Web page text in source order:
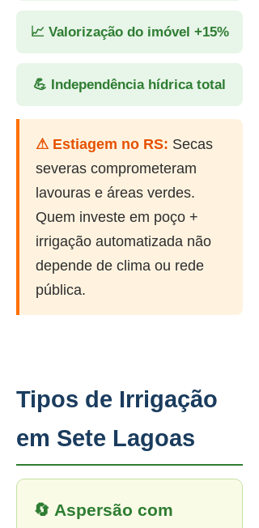
📈 Valorização do imóvel +15%
💪 Independência hídrica total
⚠ Estiagem no RS: Secas
severas comprometeram
lavouras e áreas verdes.
Quem investe em poço +
irrigação automatizada não
depende de clima ou rede
pública.
Tipos de Irrigação
em Sete Lagoas
🔄 Aspersão com